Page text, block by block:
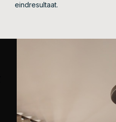
eindresultaat.